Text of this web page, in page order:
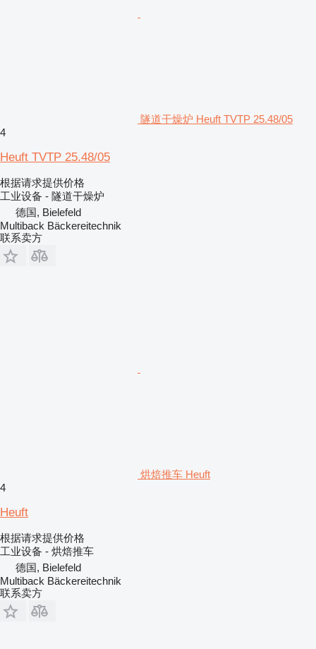
隧道干燥炉 Heuft TVTP 25.48/05
4
Heuft TVTP 25.48/05
根据请求提供价格
工业设备 - 隧道干燥炉
德国, Bielefeld
Multiback Bäckereitechnik
联系卖方
烘焙推车 Heuft
4
Heuft
根据请求提供价格
工业设备 - 烘焙推车
德国, Bielefeld
Multiback Bäckereitechnik
联系卖方